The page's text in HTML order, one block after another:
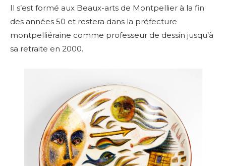
Il s’est formé aux Beaux-arts de Montpellier à la fin
des années 50 et restera dans la préfecture
montpelliéraine comme professeur de dessin jusqu’à
sa retraite en 2000.